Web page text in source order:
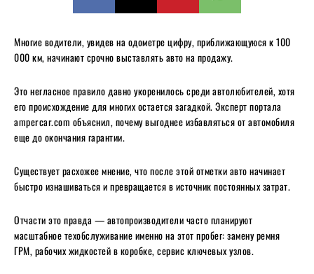
Многие водители, увидев на одометре цифру, приближающуюся к 100
000 км, начинают срочно выставлять авто на продажу.
Это негласное правило давно укоренилось среди автолюбителей, хотя
его происхождение для многих остается загадкой. Эксперт портала
ampercar.com объяснил, почему выгоднее избавляться от автомобиля
еще до окончания гарантии.
Существует расхожее мнение, что после этой отметки авто начинает
быстро изнашиваться и превращается в источник постоянных затрат.
Отчасти это правда — автопроизводители часто планируют
масштабное техобслуживание именно на этот пробег: замену ремня
ГРМ, рабочих жидкостей в коробке, сервис ключевых узлов.